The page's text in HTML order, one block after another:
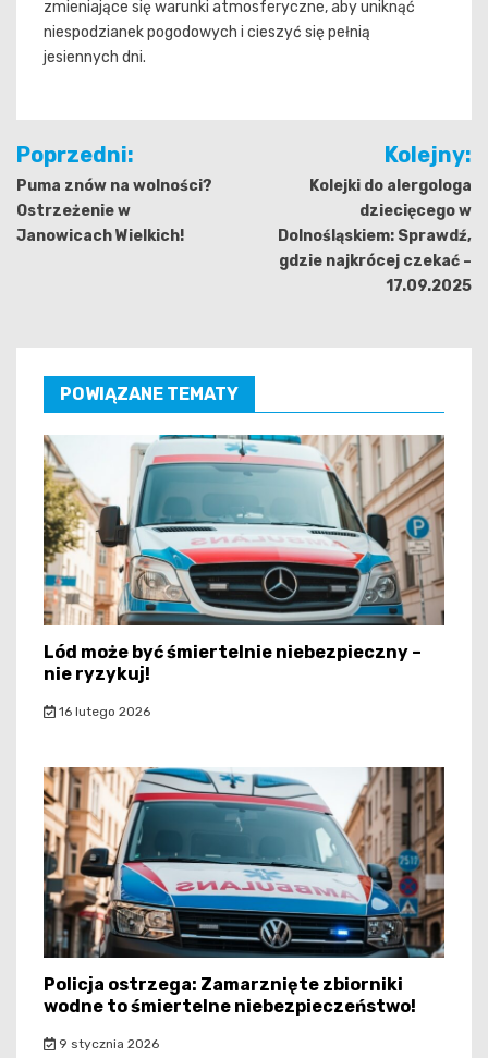
zmieniające się warunki atmosferyczne, aby uniknąć
niespodzianek pogodowych i cieszyć się pełnią
jesiennych dni.
Nawigacja
wpisu
Poprzedni:
Puma znów na wolności?
Ostrzeżenie w
Janowicach Wielkich!
Kolejny:
Kolejki do alergologa
dziecięcego w
Dolnośląskiem: Sprawdź,
gdzie najkrócej czekać –
17.09.2025
POWIĄZANE TEMATY
Lód może być śmiertelnie niebezpieczny –
nie ryzykuj!
16 lutego 2026
Policja ostrzega: Zamarznięte zbiorniki
wodne to śmiertelne niebezpieczeństwo!
9 stycznia 2026